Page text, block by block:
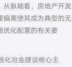
纵轴看，房地产开发
离使其成为典型的无
优化配置的有关要
化冶金建设核心主